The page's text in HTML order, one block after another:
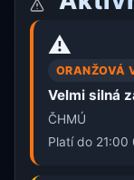
⚠️
ORANŽOVÁ
Velmi silná
ČHMÚ
Platí do 21:00